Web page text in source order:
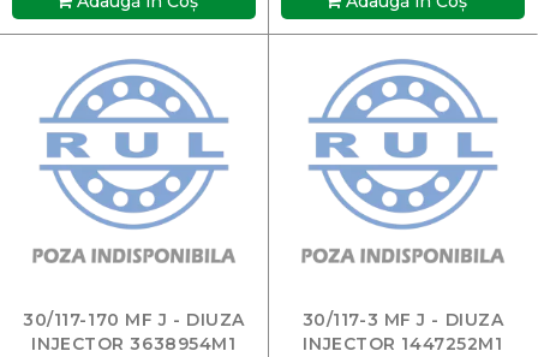
30/117-170 MF J - DIUZA
INJECTOR 3638954M1
30/117-3 MF J - DIUZA
INJECTOR 1447252M1